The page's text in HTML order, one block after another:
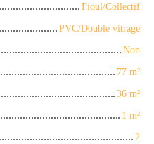
Fioul/Collectif
PVC/Double vitrage
Non
77 m²
36 m²
1 m²
2